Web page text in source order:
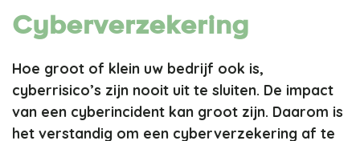
Cyberverzekering
Hoe groot of klein uw bedrijf ook is,
cyberrisico’s zijn nooit uit te sluiten. De impact
van een cyberincident kan groot zijn. Daarom is
het verstandig om een cyberverzekering af te